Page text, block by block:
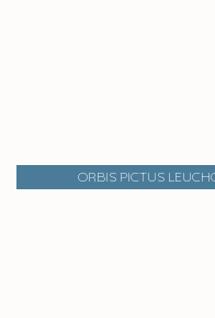
ORBIS PICTUS